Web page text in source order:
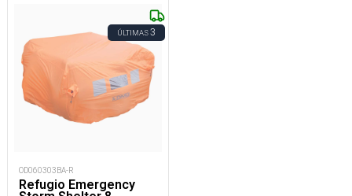
ÚLTIMAS3
OD060303BA-R
Refugio Emergency